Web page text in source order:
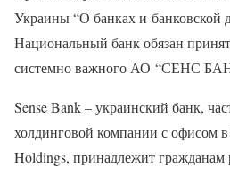
Украины “О банках и банковской
Национальный банк обязан
системно важного АО “СЕНС
Sense Bank – украинский банк,
холдинговой компании с офисом
Holdings, принадлежит гражданам